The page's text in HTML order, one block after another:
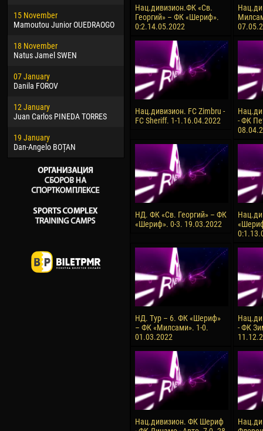
15 November
Mamoutou Junior OUEDRAOGO
18 November
Natus Jamel SWEN
07 January
Danila FOROV
12 January
Juan Carlos PINEDA TORRES
19 January
Dan-Angelo BOȚAN
09 March
Emmanuel AFETSE
Jayder Moreno ASPRILLA
22 March
Samba KONÉ
26 March
Vitor Hugo Morais de OLIVEIRA
24
10
15
17
Нац.дивизион.ФК «Св.
Георгий» – ФК «Шериф».
0:2.14.05.2022
Нац.дивизион. FC Zimbru -
FC Sheriff. 1-1.16.04.2022
- ФК
НД. ФК «Св. Георгий» – ФК
«Шериф». 0-3. 19.03.2022
НД. Тур – 6. ФК «Шериф»
– ФК «Милсами». 1-0.
01.03.2022
- ФК
Нац.дивизион. ФК Шериф